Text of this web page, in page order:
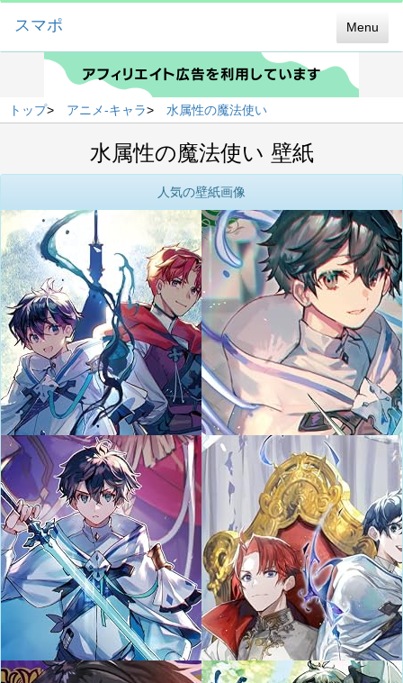
Menu
スマポ
トップ> アニメ-キャラ> 水属性の魔法使い
水属性の魔法使い 壁紙
人気の壁紙画像